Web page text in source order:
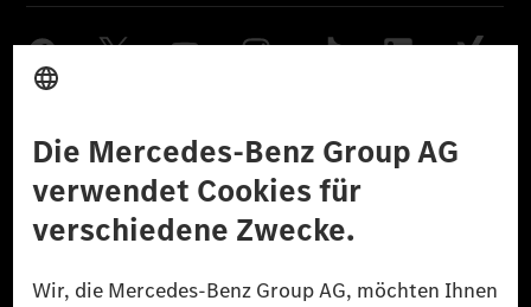
Datenschutz Lizenzhinweise Dritter Barrierefreiheit
© 2026 Mercedes-Benz Group AG. Alle Rechte vorbehalten.